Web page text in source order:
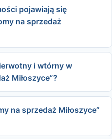
pojawiają się
na sprzedaż
i wtórny w
Miłoszyce”?
na sprzedaż Miłoszyce”